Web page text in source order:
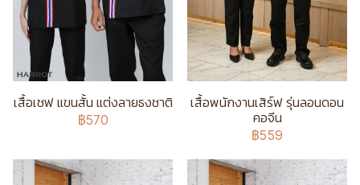
เสื้อเชฟ แขนสั้น แต่งลายธงชาติ
฿570
เสื้อพนักงานเสิร์ฟ รุ่นลอนดอน
คอจีน
฿559